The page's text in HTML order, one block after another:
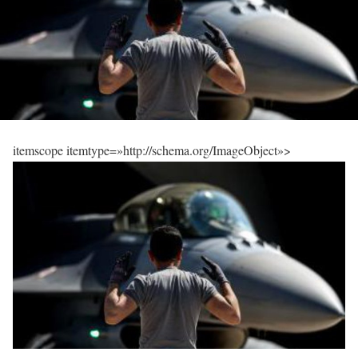
itemscope itemtype=»http://schema.org/ImageObject»>